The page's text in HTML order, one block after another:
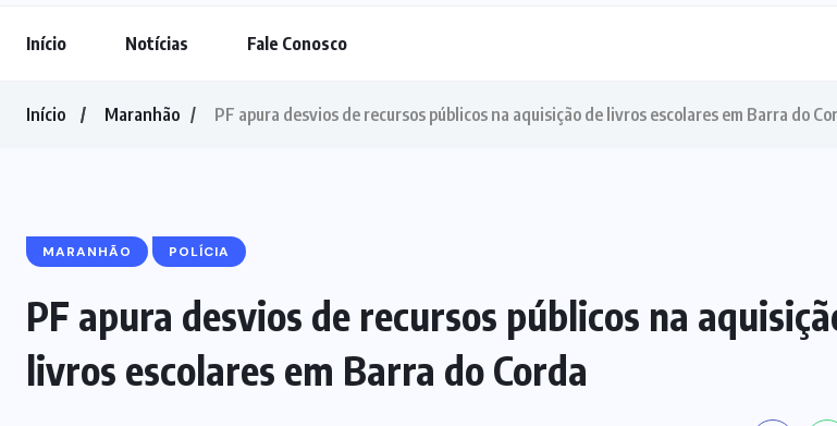
Início Notícias Fale Conosco
Início Maranhão PF apura desvios de recursos públicos na aquisição de livros escolares em Barra do
MARANHÃO POLÍCIA
PF apura desvios de recursos públicos na
livros escolares em Barra do Corda